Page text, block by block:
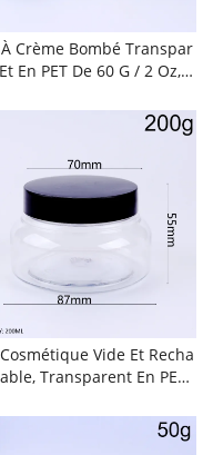
Crème Bombé Transpar
En PET De 60 G / 2 Oz, À
Vide Et Rechargeabl
Couvercle Hermétique
Sans BPA, Étanche Et Ré
Pour Crème Pour Le
Gommage Corporel, M
Capillaire, Masque Argi
Baume Nettoyant, Usage
À La Maison, En Voy
Au Salon De Beauté Ou D
Vide Et Recha
Transparent En PET,
Et Forme Bombée, Avec
Vissé Étanche, Sans